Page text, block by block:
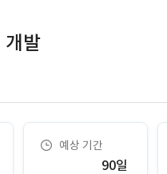
이용요금
고객센터
개발
예상 기간
90일